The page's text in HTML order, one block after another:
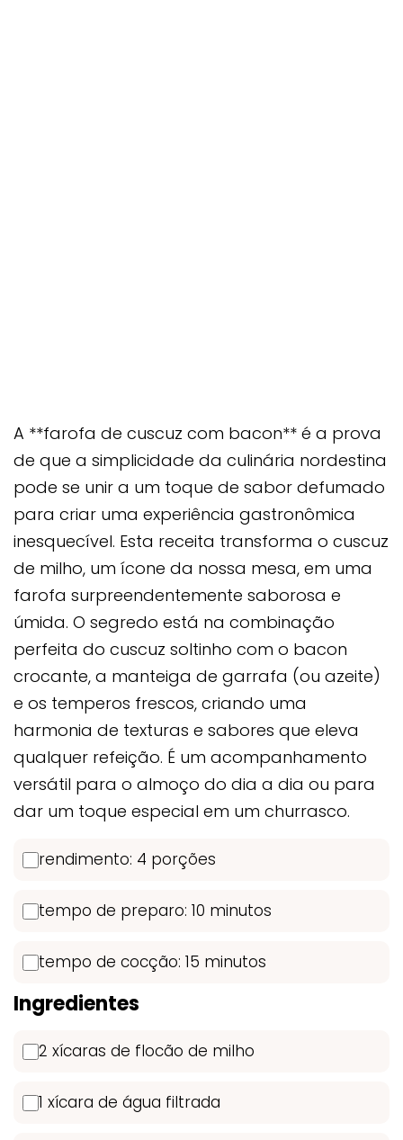
A **farofa de cuscuz com bacon** é a prova
de que a simplicidade da culinária nordestina
pode se unir a um toque de sabor defumado
para criar uma experiência gastronômica
inesquecível. Esta receita transforma o cuscuz
de milho, um ícone da nossa mesa, em uma
farofa surpreendentemente saborosa e
úmida. O segredo está na combinação
perfeita do cuscuz soltinho com o bacon
crocante, a manteiga de garrafa (ou azeite)
e os temperos frescos, criando uma
harmonia de texturas e sabores que eleva
qualquer refeição. É um acompanhamento
versátil para o almoço do dia a dia ou para
dar um toque especial em um churrasco.
rendimento: 4 porções
tempo de preparo: 10 minutos
tempo de cocção: 15 minutos
Ingredientes
2 xícaras de flocão de milho
1 xícara de água filtrada